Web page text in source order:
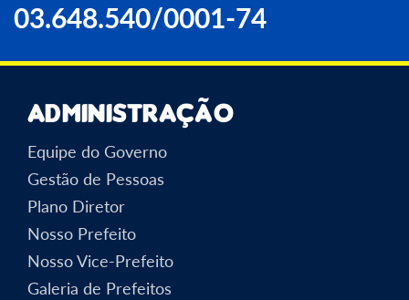
03.648.540/0001-74
Administração
Equipe do Governo
Gestão de Pessoas
Plano Diretor
Nosso Prefeito
Nosso Vice-Prefeito
Galeria de Prefeitos